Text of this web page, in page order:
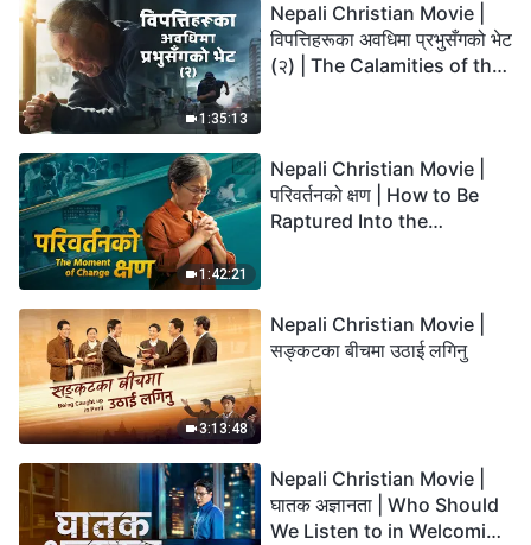
1:35:13
Nepali Christian Movie |
विपत्तिहरूका अवधिमा प्रभुसँगको भेट
(२) | The Calamities of the
1:42:21
Nepali Christian Movie |
परिवर्तनको क्षण | How to Be
Raptured Into the
3:13:48
Nepali Christian Movie |
सङ्कटका बीचमा उठाई लगिनु
Nepali Christian Movie |
घातक अज्ञानता | Who Should
We Listen to in Welcoming